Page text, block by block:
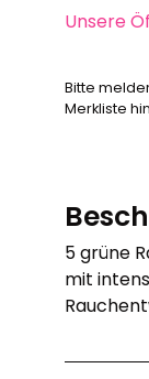
Unsere
Bitte
Merkliste
5 grüne
mit